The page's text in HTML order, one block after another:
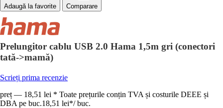
Comparare
Prelungitor cablu USB 2.0 Hama 1,5m gri (conectori
tată->mamă)
Scrieți prima recenzie
preț — 18,51 lei * Toate prețurile conțin TVA și costurile DEEE și
DBA pe buc.18,51 lei*/ buc.